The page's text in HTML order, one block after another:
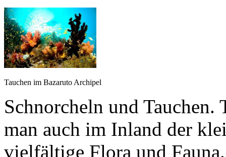
Tauchen im Bazaruto Archipel
Schnorcheln und
man auch im Inland der
vielfältige Flora und